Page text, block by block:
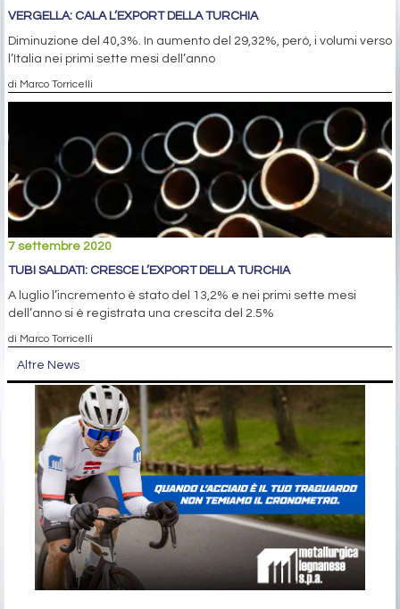
VERGELLA: CALA L’EXPORT DELLA TURCHIA
Diminuzione del 40,3%. In aumento del 29,32%, però, i volumi verso
l’Italia nei primi sette mesi dell’anno
di Marco Torricelli
7 settembre 2020
TUBI SALDATI: CRESCE L’EXPORT DELLA TURCHIA
A luglio l’incremento è stato del 13,2% e nei primi sette mesi
dell’anno si è registrata una crescita del 2.5%
di Marco Torricelli
Altre News